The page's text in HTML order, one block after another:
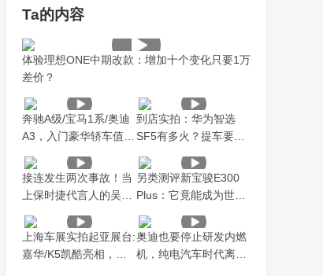
Ta的内容
体验理想ONE中期改款：增加十个变化只要1万
差价？
奔驰A级/宝马1系/奥迪
A3，入门豪华轿车值得
买吗？
到店实拍：华为智选
SF5有多火？提车要等
小半年！
接连发生两次事故！当
上保时捷代言人的吴亦
凡到底行不行？
另类测评新宝骏E300
Plus：它竟能成为世界
上“最好”的车？
上海车展实拍起亚展台:
嘉华/K5凯酷亮相，全
奥迪也要停止研发内燃
机，纯电汽车时代离我